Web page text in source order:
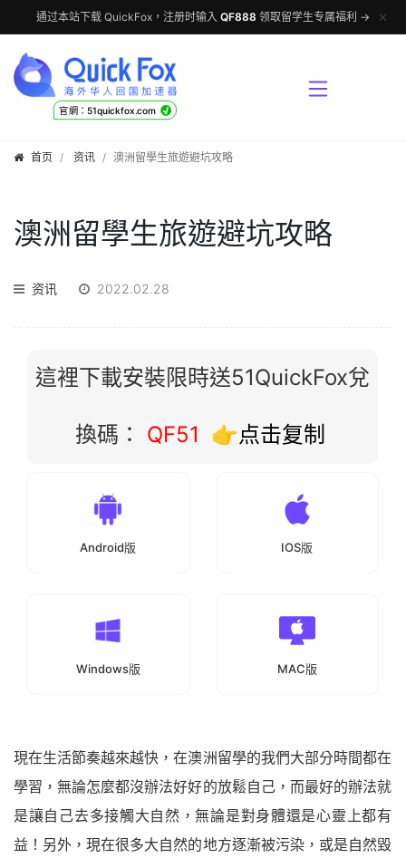
通过本站下载 QuickFox，注册时输入 QF888 领取留学生专属福利 → ✕
官網：51quickfox.com √
首页 资讯 澳洲留學生旅遊避坑攻略
澳洲留學生旅遊避坑攻略
资讯 2022.02.28
這裡下載安裝限時送51QuickFox兌
換碼： QF51 👉点击复制
Android版 IOS版
Windows版 MAC版
現在生活節奏越來越快，在澳洲留學的我們大部分時間都在
學習，無論怎麼都沒辦法好好的放鬆自己，而最好的辦法就
是讓自己去多接觸大自然，無論是對身體還是心靈上都有
益！另外，現在很多大自然的地方逐漸被污染，或是自然毀